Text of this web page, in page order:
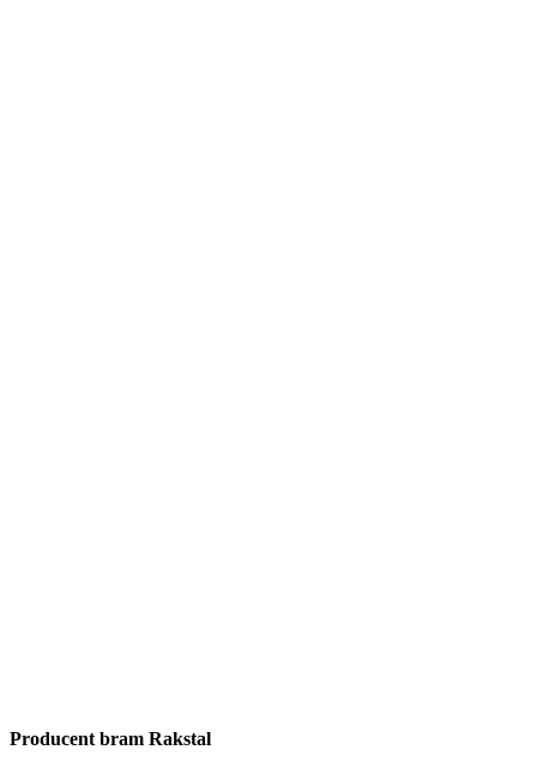
Producent bram Rakstal